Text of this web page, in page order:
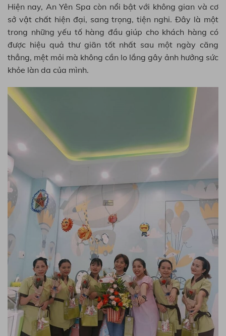
Hiện nay, An Yên Spa còn nổi bật với không gian và cơ
sở vật chất hiện đại, sang trọng, tiện nghi. Đây là một
trong những yếu tố hàng đầu giúp cho khách hàng có
được hiệu quả thư giãn tốt nhất sau một ngày căng
thẳng, mệt mỏi mà không cần lo lắng gây ảnh hưởng sức
khỏe làn da của mình.